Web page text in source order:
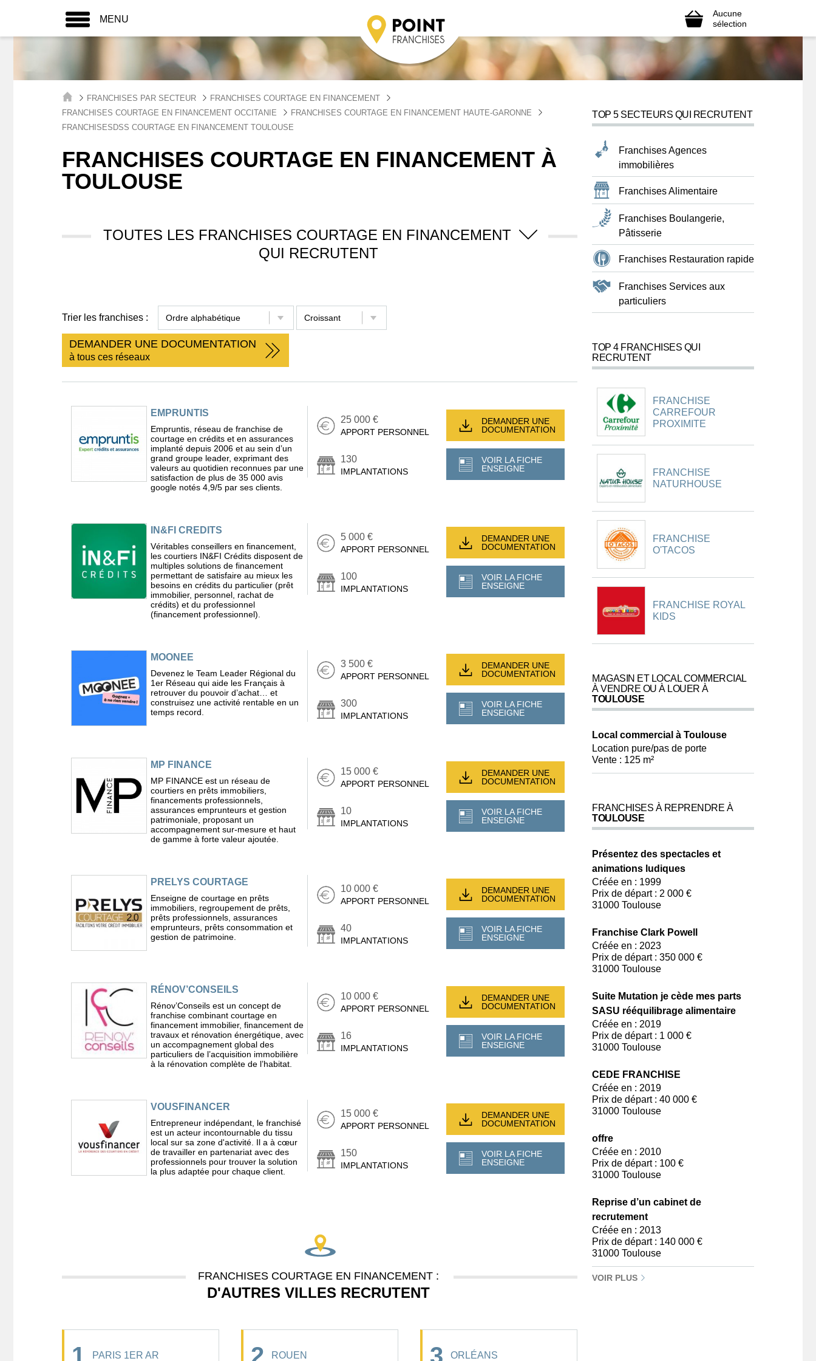
MENU
Aucune
sélection
FRANCHISES PAR SECTEUR
FRANCHISES COURTAGE EN FINANCEMENT
FRANCHISES COURTAGE EN FINANCEMENT OCCITANIE
FRANCHISES COURTAGE EN FINANCEMENT HAUTE-GARONNE
FRANCHISESDSS COURTAGE EN FINANCEMENT TOULOUSE
FRANCHISES COURTAGE EN FINANCEMENT À
TOULOUSE
TOUTES LES FRANCHISES COURTAGE EN FINANCEMENT
QUI RECRUTENT
Trier les franchises :
DEMANDER UNE DOCUMENTATION
à tous ces réseaux
EMPRUNTIS
Empruntis, réseau de franchise de
courtage en crédits et en assurances
implanté depuis 2006 et au sein d’un
grand groupe leader, exprimant des
valeurs au quotidien reconnues par une
satisfaction de plus de 35 000 avis
google notés 4,9/5 par ses clients.
25 000 €
APPORT PERSONNEL
130
IMPLANTATIONS
DEMANDER UNE
DOCUMENTATION
VOIR LA FICHE
ENSEIGNE
IN&FI CREDITS
Véritables conseillers en financement,
les courtiers IN&FI Crédits disposent de
multiples solutions de financement
permettant de satisfaire au mieux les
besoins en crédits du particulier (prêt
immobilier, personnel, rachat de
crédits) et du professionnel
(financement professionnel).
5 000 €
APPORT PERSONNEL
100
IMPLANTATIONS
DEMANDER UNE
DOCUMENTATION
VOIR LA FICHE
ENSEIGNE
MOONEE
Devenez le Team Leader Régional du
1er Réseau qui aide les Français à
retrouver du pouvoir d’achat… et
construisez une activité rentable en un
temps record.
3 500 €
APPORT PERSONNEL
300
IMPLANTATIONS
DEMANDER UNE
DOCUMENTATION
VOIR LA FICHE
ENSEIGNE
MP FINANCE
MP FINANCE est un réseau de
courtiers en prêts immobiliers,
financements professionnels,
assurances emprunteurs et gestion
patrimoniale, proposant un
accompagnement sur-mesure et haut
de gamme à forte valeur ajoutée.
15 000 €
APPORT PERSONNEL
10
IMPLANTATIONS
DEMANDER UNE
DOCUMENTATION
VOIR LA FICHE
ENSEIGNE
PRELYS COURTAGE
Enseigne de courtage en prêts
immobiliers, regroupement de prêts,
prêts professionnels, assurances
emprunteurs, prêts consommation et
gestion de patrimoine.
10 000 €
APPORT PERSONNEL
40
IMPLANTATIONS
DEMANDER UNE
DOCUMENTATION
VOIR LA FICHE
ENSEIGNE
RÉNOV’CONSEILS
Rénov’Conseils est un concept de
franchise combinant courtage en
financement immobilier, financement de
travaux et rénovation énergétique, avec
un accompagnement global des
particuliers de l’acquisition immobilière
à la rénovation complète de l’habitat.
10 000 €
APPORT PERSONNEL
16
IMPLANTATIONS
DEMANDER UNE
DOCUMENTATION
VOIR LA FICHE
ENSEIGNE
VOUSFINANCER
Entrepreneur indépendant, le franchisé
est un acteur incontournable du tissu
local sur sa zone d'activité. Il a à cœur
de travailler en partenariat avec des
professionnels pour trouver la solution
la plus adaptée pour chaque client.
15 000 €
APPORT PERSONNEL
150
IMPLANTATIONS
DEMANDER UNE
DOCUMENTATION
VOIR LA FICHE
ENSEIGNE
FRANCHISES COURTAGE EN FINANCEMENT :
D'AUTRES VILLES RECRUTENT
1 PARIS 1ER AR 2 ROUEN 3 ORLÉANS
TOP 5 SECTEURS QUI RECRUTENT
Franchises Agences
immobilières
Franchises Alimentaire
Franchises Boulangerie,
Pâtisserie
Franchises Restauration rapide
Franchises Services aux
particuliers
TOP 4 FRANCHISES QUI
RECRUTENT
FRANCHISE
CARREFOUR
PROXIMITE
FRANCHISE
NATURHOUSE
FRANCHISE
O'TACOS
FRANCHISE ROYAL
KIDS
MAGASIN ET LOCAL COMMERCIAL
À VENDRE OU À LOUER À
TOULOUSE
Local commercial à Toulouse
Location pure/pas de porte
Vente : 125 m²
FRANCHISES À REPRENDRE À
TOULOUSE
Présentez des spectacles et
animations ludiques
Créée en : 1999
Prix de départ : 2 000 €
31000 Toulouse
Franchise Clark Powell
Créée en : 2023
Prix de départ : 350 000 €
31000 Toulouse
Suite Mutation je cède mes parts
SASU rééquilibrage alimentaire
Créée en : 2019
Prix de départ : 1 000 €
31000 Toulouse
CEDE FRANCHISE
Créée en : 2019
Prix de départ : 40 000 €
31000 Toulouse
offre
Créée en : 2010
Prix de départ : 100 €
31000 Toulouse
Reprise d’un cabinet de
recrutement
Créée en : 2013
Prix de départ : 140 000 €
31000 Toulouse
VOIR PLUS